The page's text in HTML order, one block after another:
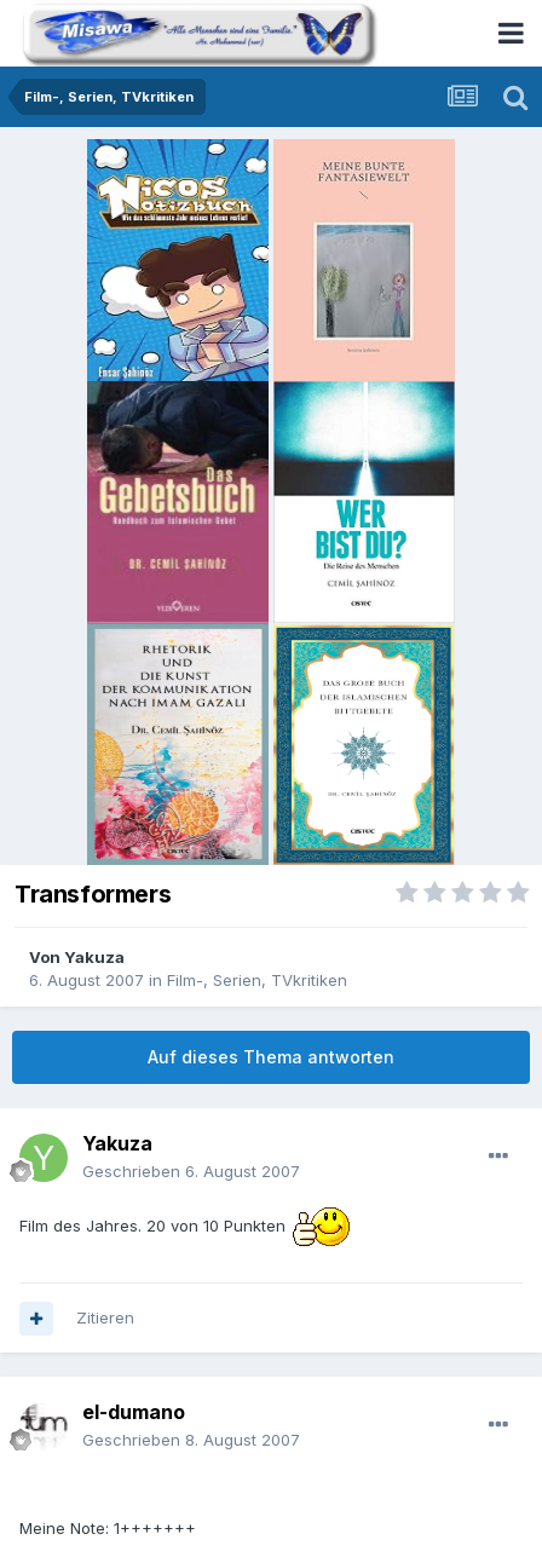
Film-, Serien, TVkritiken
Transformers
Von Yakuza
6. August 2007 in Film-, Serien, TVkritiken
Auf dieses Thema antworten
Yakuza
Geschrieben 6. August 2007
Film des Jahres. 20 von 10 Punkten
Zitieren
el-dumano
Geschrieben 8. August 2007
Meine Note: 1+++++++